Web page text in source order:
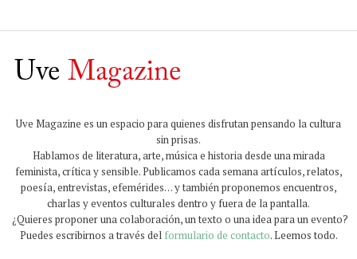
Uve Magazine es un espacio para quienes disfrutan pensando la cultura
sin prisas.
Hablamos de literatura, arte, música e historia desde una mirada
feminista, crítica y sensible. Publicamos cada semana artículos, relatos,
poesía, entrevistas, efemérides… y también proponemos encuentros,
charlas y eventos culturales dentro y fuera de la pantalla.
¿Quieres proponer una colaboración, un texto o una idea para un evento?
Puedes escribirnos a través del formulario de contacto. Leemos todo.